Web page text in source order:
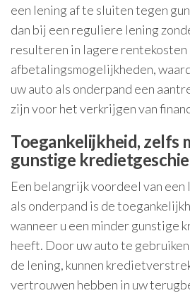
een lening af te sluiten tegen
dan bij een reguliere lening
resulteren in lagere rentekosten
afbetalingsmogelijkheden,
uw auto als onderpand een
zijn voor het verkrijgen van
Toegankelijkheid, zelfs
gunstige
Een belangrijk voordeel van een
als onderpand is de
wanneer u een minder gunstige
heeft. Door uw auto te
de lening, kunnen
vertrouwen hebben in uw